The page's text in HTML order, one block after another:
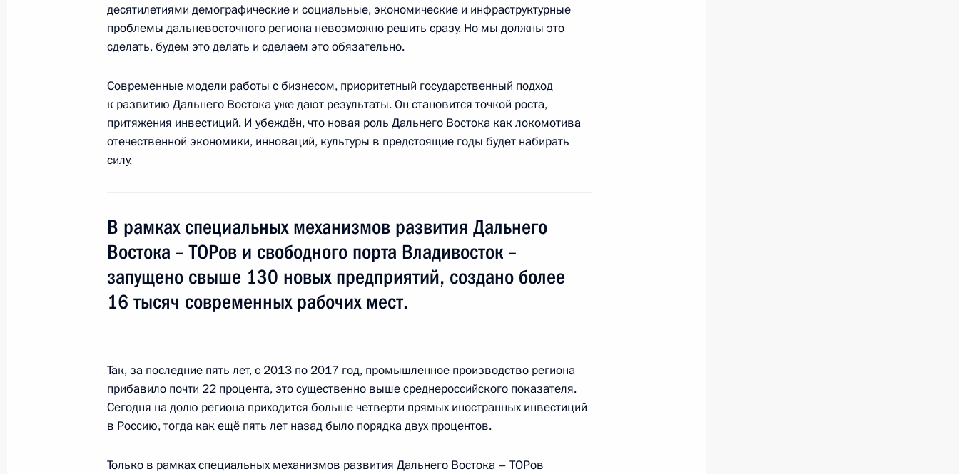
10 июня 2018 года, воскресенье
Владимир Путин ответил на вопросы журналистов
Саммит Шанхайской организации сотрудничества
10 июня 2018 года, 09:00
7 июня 2018 года, четверг
Прямая линия с Владимиром Путиным
7 июня 2018 года, 16:30 Москва
Пленарное заседание Петербургского международного
экономического форума
25 мая 2018 года, 18:00 Санкт-Петербург
14
десятилетиями демографические и социальные, экономические и инфраструктурные
проблемы дальневосточного региона невозможно решить сразу. Но мы должны это
сделать, будем это делать и сделаем это обязательно.
Современные модели работы с бизнесом, приоритетный государственный подход
к развитию Дальнего Востока уже дают результаты. Он становится точкой роста,
притяжения инвестиций. И убеждён, что новая роль Дальнего Востока как локомотива
отечественной экономики, инноваций, культуры в предстоящие годы будет набирать
силу.
В рамках специальных механизмов развития Дальнего
Востока – ТОРов и свободного порта Владивосток –
запущено свыше 130 новых предприятий, создано более
16 тысяч современных рабочих мест.
Так, за последние пять лет, с 2013 по 2017 год, промышленное производство региона
прибавило почти 22 процента, это существенно выше среднероссийского показателя.
Сегодня на долю региона приходится больше четверти прямых иностранных инвестиций
в Россию, тогда как ещё пять лет назад было порядка двух процентов.
Только в рамках специальных механизмов развития Дальнего Востока – ТОРов